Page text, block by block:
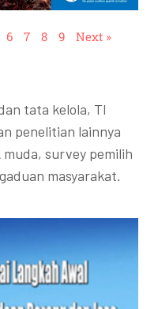
6 7 8 9 Next »
tata kelola, TI
penelitian lainnya
survey pemilih
masyarakat.